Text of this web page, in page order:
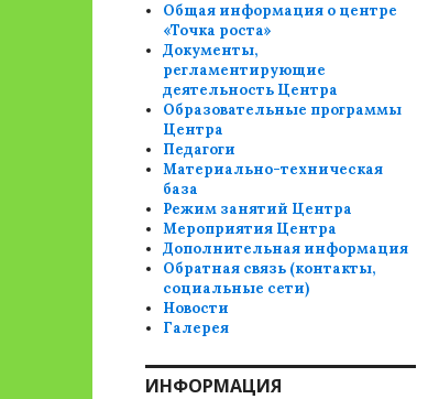
Общая информация о центре
«Точка роста»
Документы,
регламентирующие
деятельность Центра
Образовательные программы
Центра
Педагоги
Материально-техническая
база
Режим занятий Центра
Мероприятия Центра
Дополнительная информация
Обратная связь (контакты,
социальные сети)
Новости
Галерея
ИНФОРМАЦИЯ